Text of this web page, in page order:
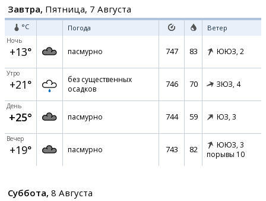
Завтра, Пятница, 7 Августа
°C Погода Ветер
Ночь
+13° пасмурно 747 83 ЮЮЗ, 2
Утро
+21°
без существенных
осадков
746 70 ЗЮЗ, 4
День
+25° пасмурно 744 59 ЮЗ, 3
Вечер
+19° пасмурно 743 82 ЮЮЗ, 3
порывы 10
Суббота, 8 Августа